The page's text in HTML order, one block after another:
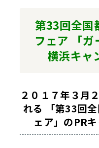
第33回全国
フェア 「
横浜キャ
２０１７年３月
れる 「第33回
ェア」のPR